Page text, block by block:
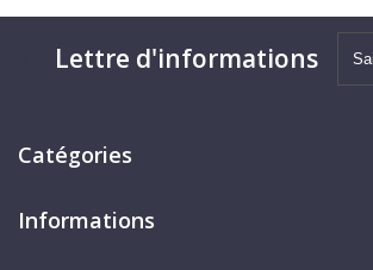
Lettre d'informations
Catégories
Informations